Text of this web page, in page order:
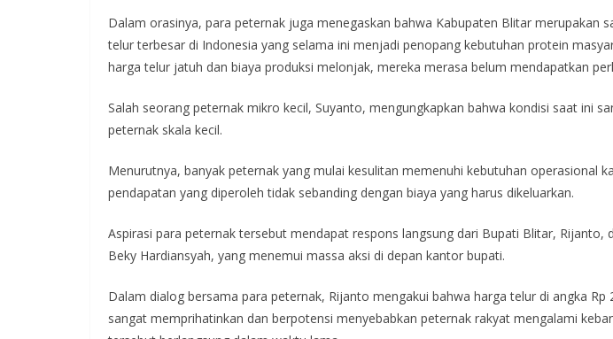
Dalam orasinya, para peternak juga menegaskan bahwa Kabupaten Blitar merupakan
telur terbesar di Indonesia yang selama ini menjadi penopang kebutuhan protein
harga telur jatuh dan biaya produksi melonjak, mereka merasa belum mendapatkan
Salah seorang peternak mikro kecil, Suyanto, mengungkapkan bahwa kondisi saat ini
peternak skala kecil.
Menurutnya, banyak peternak yang mulai kesulitan memenuhi kebutuhan operasional
pendapatan yang diperoleh tidak sebanding dengan biaya yang harus dikeluarkan.
Aspirasi para peternak tersebut mendapat respons langsung dari Bupati Blitar, Rijanto,
Beky Hardiansyah, yang menemui massa aksi di depan kantor bupati.
Dalam dialog bersama para peternak, Rijanto mengakui bahwa harga telur di angka Rp
sangat memprihatinkan dan berpotensi menyebabkan peternak rakyat mengalami